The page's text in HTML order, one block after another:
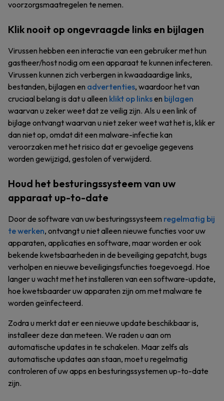
voorzorgsmaatregelen te nemen.
Klik nooit op ongevraagde links en bijlagen
Virussen hebben een interactie van een gebruiker met hun
gastheer/host nodig om een apparaat te kunnen infecteren.
Virussen kunnen zich verbergen in kwaadaardige links,
bestanden, bijlagen en advertenties, waardoor het van
cruciaal belang is dat u alleen klikt op linksen bijlagen
waarvan u zeker weet dat ze veilig zijn. Als u een link of
bijlage ontvangt waarvan u niet zeker weet wat het is, klik er
dan niet op, omdat dit een malware-infectie kan
veroorzaken met het risico dat er gevoelige gegevens
worden gewijzigd, gestolen of verwijderd.
Houd het besturingssysteem van uw
apparaat up-to-date
Door de software van uw besturingssysteem regelmatig bij
te werken, ontvangt u niet alleen nieuwe functies voor uw
apparaten, applicaties en software, maar worden er ook
bekende kwetsbaarheden in de beveiliging gepatcht, bugs
verholpen en nieuwe beveiligingsfuncties toegevoegd. Hoe
langer u wacht met het installeren van een software-update,
hoe kwetsbaarder uw apparaten zijn om met malware te
worden geïnfecteerd.
Zodra u merkt dat er een nieuwe update beschikbaar is,
installeer deze dan meteen. We raden u aan om
automatische updates in te schakelen. Maar zelfs als
automatische updates aan staan, moet u regelmatig
controleren of uw apps en besturingssystemen up-to-date
zijn.